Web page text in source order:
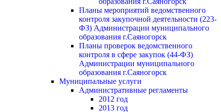
Планы мероприятий ведомственного
контроля закупочной деятельности (223-
ФЗ) Администрации муниципального
образования г.Саяногорск
Планы проверок ведомственного
контроля в сфере закупок (44-ФЗ)
Администрации муниципального
образования г.Саяногорск
Муниципальные услуги
Административные регламенты
2012 год
2013 год